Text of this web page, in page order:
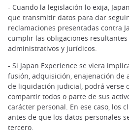
- Cuando la legislación lo exija,
que transmitir datos para dar
reclamaciones presentadas contra
cumplir las obligaciones
administrativos y jurídicos.
- Si Japan Experience se viera
fusión, adquisición, enajenación de
de liquidación judicial, podrá verse
compartir todos o parte de sus
carácter personal. En ese caso, los
antes de que los datos personales
tercero.